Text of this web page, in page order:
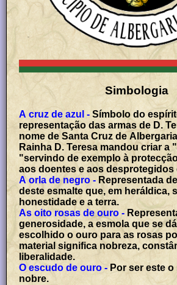
Simbologia
A cruz de azul - Símbolo do
representação das armas de D.
nome de Santa Cruz de
Rainha D. Teresa mandou criar a
"servindo de exemplo à
aos doentes e aos desprotegidos
A orla de negro - Representada
deste esmalte que, em heráldica,
honestidade e a terra.
As oito rosas de ouro -
generosidade, a esmola que se
escolhido o ouro para as rosas
material significa nobreza,
liberalidade.
O escudo de ouro -Por ser este o
nobre.